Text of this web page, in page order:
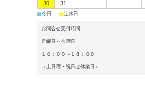
30
31
■今日 ■定休日
お問合せ受付時間
月曜日～金曜日
１０：００～１８：００
（土日曜・祝日は休業日）